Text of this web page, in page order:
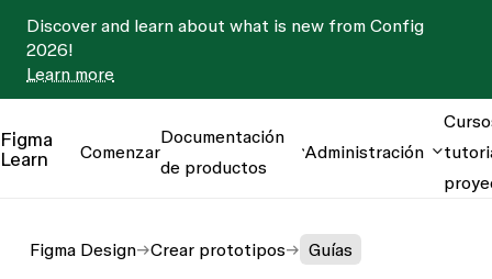
Discover and learn about what is new from Config
2026!
Learn more
Figma
Learn
Comenzar
Documentación
de productos
Administración
Figma Design Crear prototipos Guías